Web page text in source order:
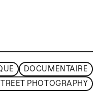
DOCUMENTAIRE
PHOTOGRAPHY